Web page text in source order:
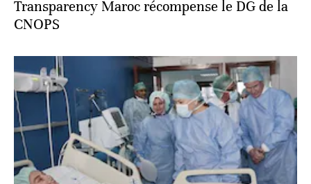
Transparency Maroc récompense le DG de la
CNOPS